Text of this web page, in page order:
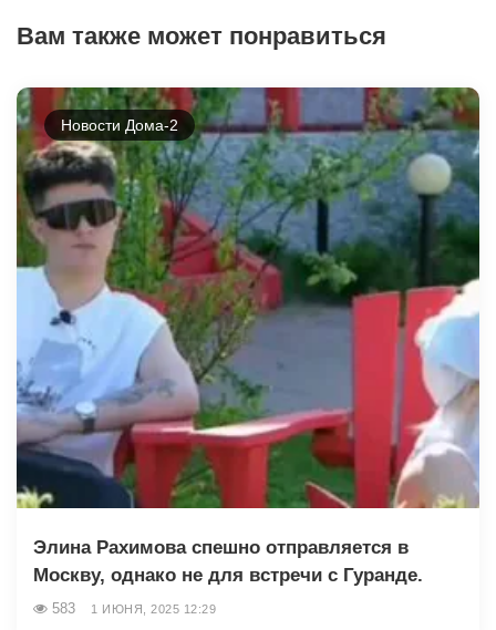
Вам также может понравиться
Новости Дома-2
Элина Рахимова спешно отправляется в
Москву, однако не для встречи с Гуранде.
583 1 ИЮНЯ, 2025 12:29